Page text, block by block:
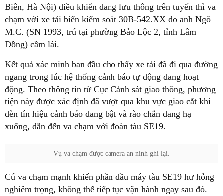
Biên, Hà Nội) điều khiển đang lưu thông trên tuyến thì va
chạm với xe tải biển kiểm soát 30B-542.XX do anh Ngô
M.C. (SN 1993, trú tại phường Bảo Lộc 2, tỉnh Lâm
Đồng) cầm lái.
Kết quả xác minh ban đầu cho thấy xe tải đã đi qua đường
ngang trong lúc hệ thống cảnh báo tự động đang hoạt
động. Theo thông tin từ Cục Cảnh sát giao thông, phương
tiện này được xác định đã vượt qua khu vực giao cắt khi
đèn tín hiệu cảnh báo đang bật và rào chắn đang hạ
xuống, dẫn đến va chạm với đoàn tàu SE19.
Vụ va chạm được camera an ninh ghi lại.
Cú va chạm mạnh khiến phần đầu máy tàu SE19 hư hỏng
nghiêm trọng, không thể tiếp tục vận hành ngay sau đó.